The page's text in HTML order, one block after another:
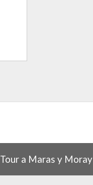
Tour a Maras y Moray